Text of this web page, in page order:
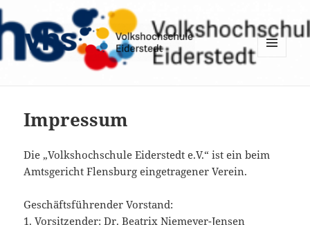
Impressum
Die „Volkshochschule Eiderstedt e.V.“ ist ein beim
Amtsgericht Flensburg eingetragener Verein.
Geschäftsführender Vorstand:
1. Vorsitzender: Dr. Beatrix Niemeyer-Jensen